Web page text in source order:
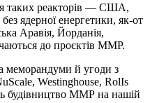
таких реакторів — США,
ядерної енергетики, як-от
Аравія, Йорданія,
до проєктів ММР.
меморандуми й угоди з
Westinghouse, RolIs
будівництво ММР на нашій